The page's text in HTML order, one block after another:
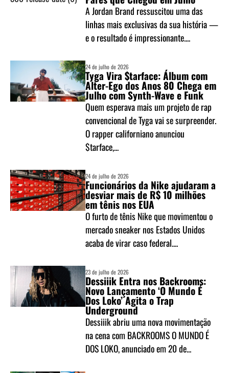
A Jordan Brand ressuscitou uma das
linhas mais exclusivas da sua história —
e o resultado é impressionante....
24 de julho de 2026
Tyga Vira $tarface: Álbum com
Alter-Ego dos Anos 80 Chega em
Julho com Synth-Wave e Funk
Quem esperava mais um projeto de rap
convencional de Tyga vai se surpreender.
O rapper californiano anunciou
$tarface,...
24 de julho de 2026
Funcionários da Nike ajudaram a
desviar mais de R$ 10 milhões
em tênis nos EUA
O furto de tênis Nike que movimentou o
mercado sneaker nos Estados Unidos
acaba de virar caso federal....
23 de julho de 2026
Dessiiik Entra nos Backrooms:
Novo Lançamento ‘O Mundo É
Dos Loko’ Agita o Trap
Underground
Dessiiik abriu uma nova movimentação
na cena com BACKROOMS O MUNDO É
DOS LOKO, anunciado em 20 de...